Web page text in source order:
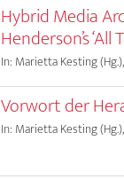
Hybrid Media
Henderson’s ‘All
In: Marietta Kesting
Vorwort der
In: Marietta Kesting